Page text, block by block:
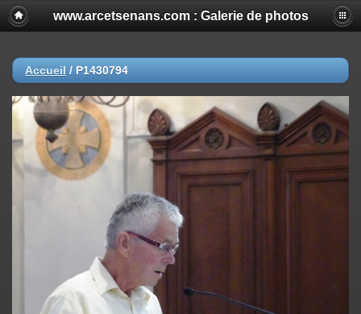
www.arcetsenans.com : Galerie de photos
Accueil / P1430794